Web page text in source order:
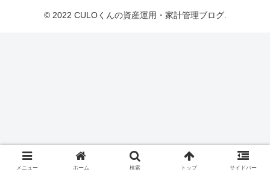
© 2022 CULOくんの資産運用・家計管理ブログ.
メニュー ホーム 検索 トップ サイドバー